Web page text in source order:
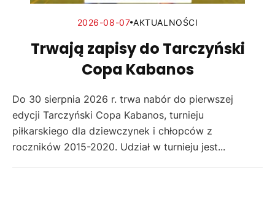
2026-08-07 AKTUALNOŚCI
Trwają zapisy do Tarczyński
Copa Kabanos
Do 30 sierpnia 2026 r. trwa nabór do pierwszej
edycji Tarczyński Copa Kabanos, turnieju
piłkarskiego dla dziewczynek i chłopców z
roczników 2015-2020. Udział w turnieju jest...